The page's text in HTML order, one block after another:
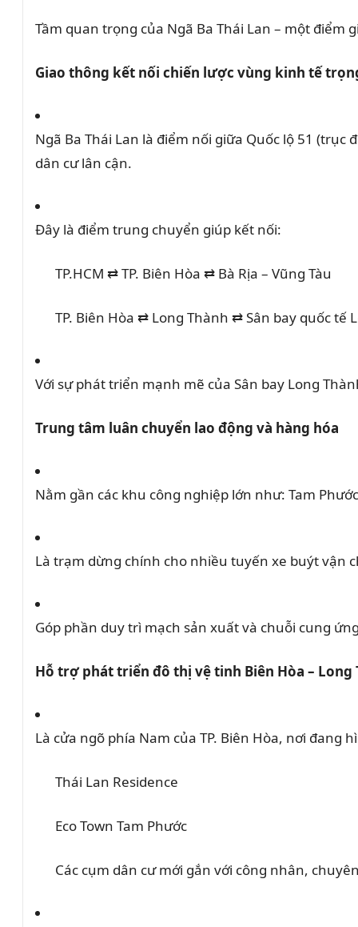
Tầm quan trọng của Ngã Ba Thái Lan – một
Giao thông kết nối chiến lược vùng kinh tế
Ngã Ba Thái Lan là điểm nối giữa Quốc lộ 51 (trục
dân cư lân cận.
Đây là điểm trung chuyển giúp kết nối:
TP.HCM ⇄ TP. Biên Hòa ⇄ Bà Rịa – Vũng Tàu
TP. Biên Hòa ⇄ Long Thành ⇄ Sân bay quốc tế
Với sự phát triển mạnh mẽ của Sân bay Long
Trung tâm luân chuyển lao động và hàng hóa
Nằm gần các khu công nghiệp lớn như: Tam
Là trạm dừng chính cho nhiều tuyến xe buýt vận
Góp phần duy trì mạch sản xuất và chuỗi cung
Hỗ trợ phát triển đô thị vệ tinh Biên Hòa – Long
Là cửa ngõ phía Nam của TP. Biên Hòa, nơi đang
Thái Lan Residence
Eco Town Tam Phước
Các cụm dân cư mới gắn với công nhân,